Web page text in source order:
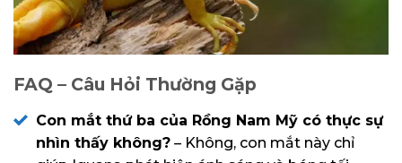
FAQ – Câu Hỏi Thường Gặp
Con mắt thứ ba của Rồng Nam Mỹ có thực sự
nhìn thấy không? – Không, con mắt này chỉ